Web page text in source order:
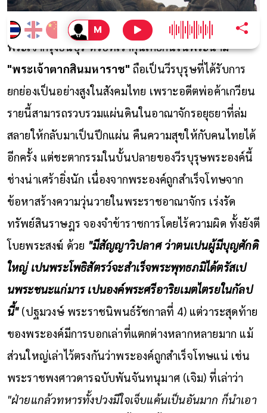
พระเจ้ากรุงธนบุรี หรือที่เราคุ้นเคยกันในพระนาม
"พระเจ้าตากสินมหาราช" ถือเป็นวีรบุรุษที่ได้รับการ
ยกย่องเป็นอย่างสูงในสังคมไทย เพราะอดีตพ่อค้าเกวียน
รายนี้สามารถรวบรวมแผ่นดินในอาณาจักรอยุธยาที่ล่ม
สลายให้กลับมาเป็นปึกแผ่น คืนความสุขให้กับคนไทยได้
อีกครั้ง แต่ชะตากรรมในบั้นปลายของวีรบุรุษพระองค์นี้
ช่างน่าเศร้ายิ่งนัก เนื่องจากพระองค์ถูกสำเร็จโทษจาก
ข้อหาสร้างความวุ่นวายในพระราชอาณาจักร เร่งรัด
ทรัพย์สินราษฎร จองจำข้าราชการโดยไร้ความผิด ทั้งยังตี
โบยพระสงฆ์ ด้วย "มีสัญญาวิปลาศ ว่าตนเปนผู้มีบุญศักดิ
ใหญ่ เปนพระโพธิสัตรว์จะสำเร็จพระพุทธภมิได้ตรัสเป
นพระชนะแก่มาร เปนองค์พระศรีอาริยเมตไตรยในกัลป
นี้"(ปฐมวงษ์ พระราชนิพนธ์รัชกาลที่ 4) แต่วาระสุดท้าย
ของพระองค์มีการบอกเล่าที่แตกต่างหลากหลายมาก แม้
ส่วนใหญ่เล่าไว้ตรงกันว่าพระองค์ถูกสำเร็จโทษแน่ เช่น
พระราชพงศาวดารฉบับพันจันทนุมาศ (เจิม) ที่เล่าว่า
"ฝ่ายแกล้วทหารทั้งปวงมีใจเจ็บแค้นเป็นอันมาก ก็นำเอา